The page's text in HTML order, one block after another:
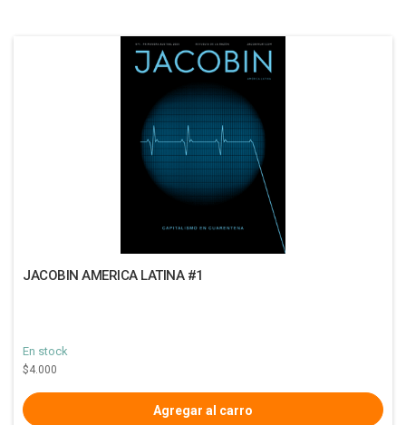
JACOBIN AMERICA LATINA #1
En stock
$4.000